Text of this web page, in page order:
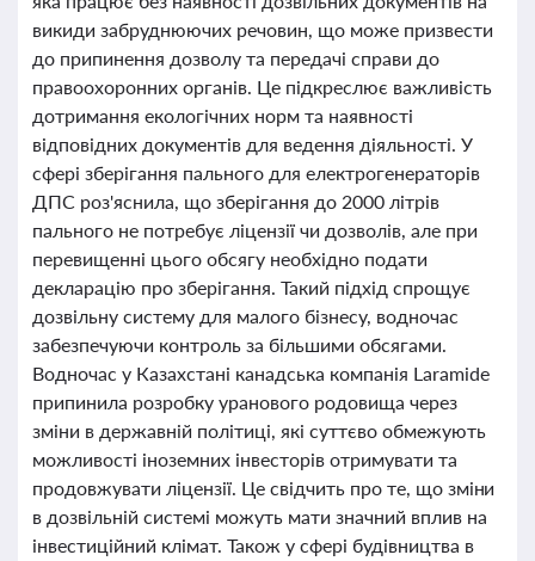
викиди забруднюючих речовин, що може призвести
до припинення дозволу та передачі справи до
правоохоронних органів. Це підкреслює важливість
дотримання екологічних норм та наявності
відповідних документів для ведення діяльності. У
сфері зберігання пального для електрогенераторів
ДПС роз'яснила, що зберігання до 2000 літрів
пального не потребує ліцензії чи дозволів, але при
перевищенні цього обсягу необхідно подати
декларацію про зберігання. Такий підхід спрощує
дозвільну систему для малого бізнесу, водночас
забезпечуючи контроль за більшими обсягами.
Водночас у Казахстані канадська компанія Laramide
припинила розробку уранового родовища через
зміни в державній політиці, які суттєво обмежують
можливості іноземних інвесторів отримувати та
продовжувати ліцензії. Це свідчить про те, що зміни
в дозвільній системі можуть мати значний вплив на
інвестиційний клімат. Також у сфері будівництва в